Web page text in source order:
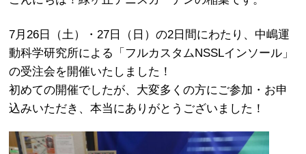
7月26日（土）・27日（日）の2日間にわたり、中嶋運
動科学研究所による「フルカスタムNSSLインソール」
の受注会を開催いたしました！
初めての開催でしたが、大変多くの方にご参加・お申
込みいただき、本当にありがとうございました！